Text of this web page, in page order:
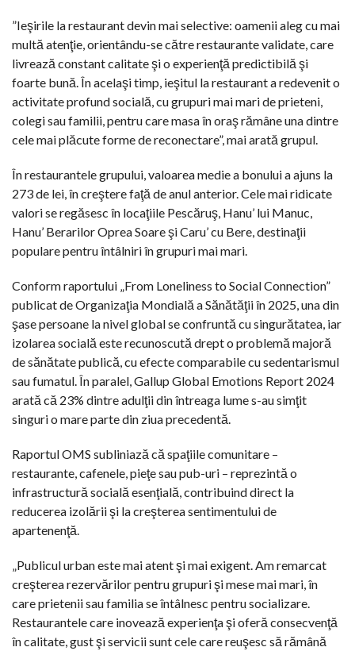
”Ieşirile la restaurant devin mai selective: oamenii aleg cu mai
multă atenţie, orientându-se către restaurante validate, care
livrează constant calitate şi o experienţă predictibilă şi
foarte bună. În acelaşi timp, ieşitul la restaurant a redevenit o
activitate profund socială, cu grupuri mai mari de prieteni,
colegi sau familii, pentru care masa în oraş rămâne una dintre
cele mai plăcute forme de reconectare”, mai arată grupul.
În restaurantele grupului, valoarea medie a bonului a ajuns la
273 de lei, în creştere faţă de anul anterior. Cele mai ridicate
valori se regăsesc în locaţiile Pescăruş, Hanu’ lui Manuc,
Hanu’ Berarilor Oprea Soare şi Caru’ cu Bere, destinaţii
populare pentru întâlniri în grupuri mai mari.
Conform raportului „From Loneliness to Social Connection”
publicat de Organizaţia Mondială a Sănătăţii în 2025, una din
şase persoane la nivel global se confruntă cu singurătatea, iar
izolarea socială este recunoscută drept o problemă majoră
de sănătate publică, cu efecte comparabile cu sedentarismul
sau fumatul. În paralel, Gallup Global Emotions Report 2024
arată că 23% dintre adulţii din întreaga lume s-au simţit
singuri o mare parte din ziua precedentă.
Raportul OMS subliniază că spaţiile comunitare –
restaurante, cafenele, pieţe sau pub-uri – reprezintă o
infrastructură socială esenţială, contribuind direct la
reducerea izolării şi la creşterea sentimentului de
apartenenţă.
„Publicul urban este mai atent şi mai exigent. Am remarcat
creşterea rezervărilor pentru grupuri şi mese mai mari, în
care prietenii sau familia se întâlnesc pentru socializare.
Restaurantele care inovează experienţa şi oferă consecvenţă
în calitate, gust şi servicii sunt cele care reuşesc să rămână